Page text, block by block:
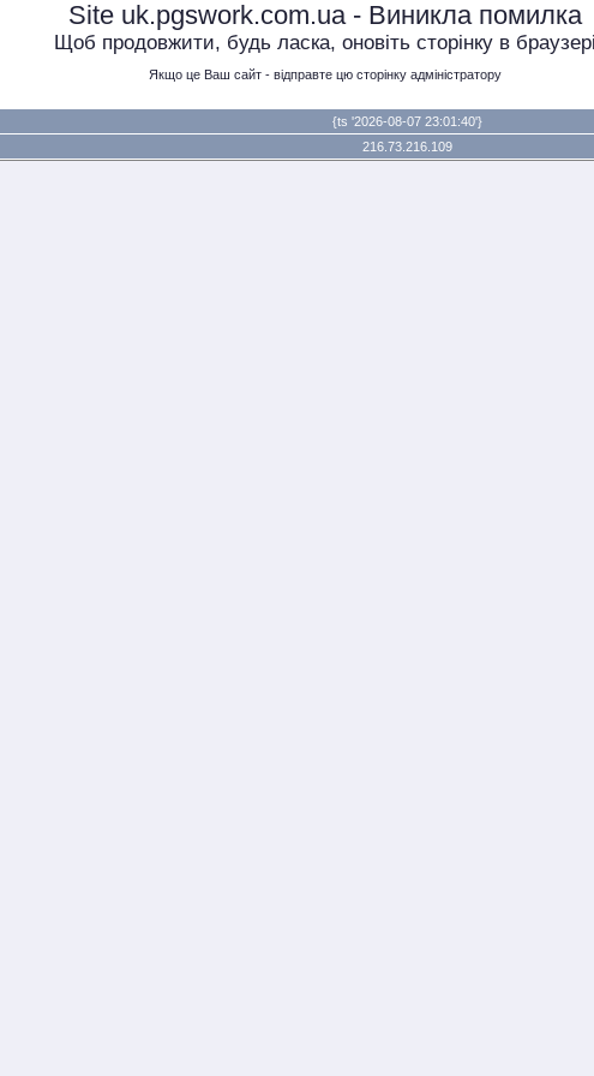
Site uk.pgswork.com.ua - Виникла помилка
Щоб продовжити, будь ласка, оновіть сторінку в
Якщо це Ваш сайт - відправте цю сторінку адміністратору
{ts '2026-08-07 23:01:40'}
216.73.216.109